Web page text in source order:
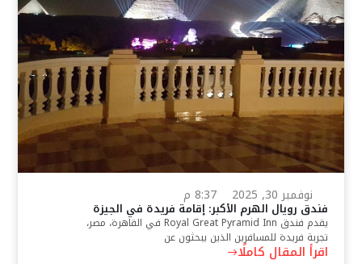
نوفمبر 30, 2025 8:37 م
فندق رويال الهرم الأكبر: إقامة فريدة في الجيزة
يقدم فندق Royal Great Pyramid Inn في القاهرة، مصر،
تجربة فريدة للمسافرين الذين يبحثون عن
اقرأ المقال كاملًا